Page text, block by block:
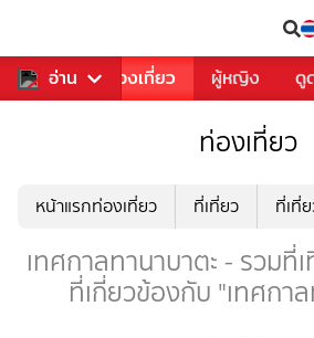
อ่าน
อาหาร ท่องเที่ยว ผู้หญิง ดู
ท่องเที่ยว
หน้าแรกท่องเที่ยว ที่เที่ยว ที่เที่
เทศกาลทานาบาตะ - รวม
ที่เกี่ยวข้องกับ "เทศกา